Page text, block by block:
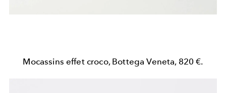
Mocassins effet croco, Bottega Veneta, 820 €.